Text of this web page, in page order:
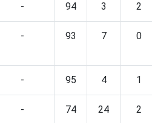
- 94 3 2
- 93 7 0
- 95 4 1
- 74 24 2